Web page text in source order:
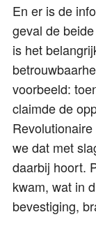
En er is de
geval de
is het
voorbeeld:
claimde de
we dat met
daarbij hoort.
kwam, wat in
bevestiging,